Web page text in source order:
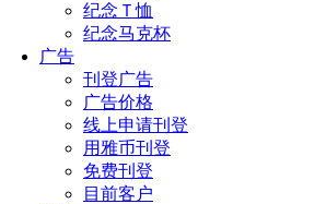
纪念Ｔ恤
纪念马克杯
广告
刊登广告
广告价格
线上申请刊登
用雅币刊登
免费刊登
目前客户